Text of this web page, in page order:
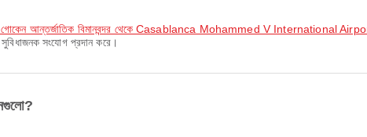
গোকেন আন্তর্জাতিক বিমানবন্দর থেকে Casablanca Mohammed V International
সংযোগ প্রদান করে।